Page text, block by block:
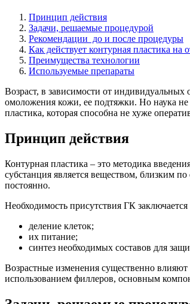
Принцип действия
Задачи, решаемые процедурой
Рекомендации до и после процедуры
Как действует контурная пластика на
Преимущества технологии
Используемые препараты
Возраст, в зависимости от индивидуальных
омоложения кожи, ее подтяжки. Но наука не
пластика, которая способна не хуже
Принцип действия
Контурная пластика – это методика
субстанция является веществом, близким
постоянно.
Необходимость присутствия ГК
деление клеток;
их питание;
синтез необходимых составов для
Возрастные изменения существенно влияют
использованием филлеров, основным